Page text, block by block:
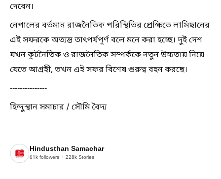
দেবেন।
নেপালের বর্তমান রাজনৈতিক পরিস্থিতির প্রেক্ষিতে লামিছানের
এই সফরকে অত্যন্ত তাৎপর্যপূর্ণ বলে মনে করা হচ্ছে। দুই দেশ
যখন কূটনৈতিক ও রাজনৈতিক সম্পর্ককে নতুন উচ্চতায় নিয়ে
যেতে আগ্রহী, তখন এই সফর বিশেষ গুরুত্ব বহন করছে।
---------------
হিন্দুস্থান সমাচার / সৌমি বৈদ্য
Hindusthan Samachar
61k followers 228k Stories